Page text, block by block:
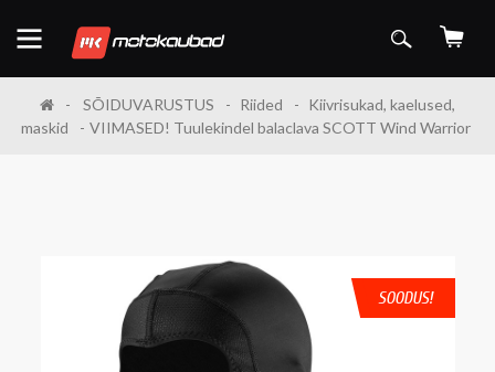
SÕIDUVARUSTUS Riided
Kiivrisukad, kaelused,
maskid
VIIMASED! Tuulekindel balaclava SCOTT Wind Warrior
SOODUS!